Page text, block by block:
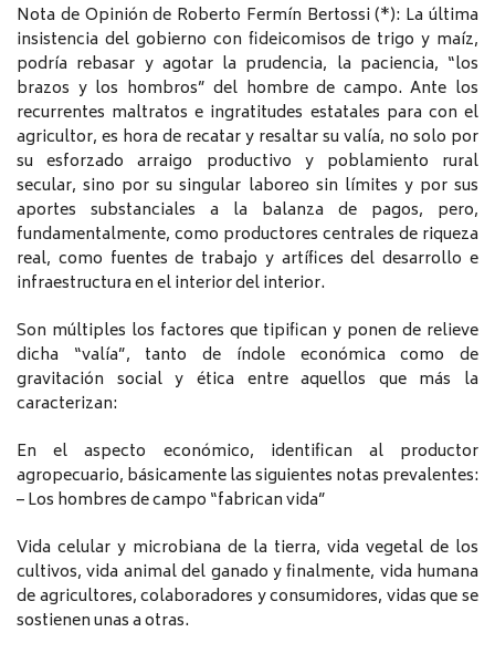
Nota de Opinión de Roberto Fermín Bertossi (*): La última
insistencia del gobierno con fideicomisos de trigo y maíz,
podría rebasar y agotar la prudencia, la paciencia, “los
brazos y los hombros” del hombre de campo. Ante los
recurrentes maltratos e ingratitudes estatales para con el
agricultor, es hora de recatar y resaltar su valía, no solo por
su esforzado arraigo productivo y poblamiento rural
secular, sino por su singular laboreo sin límites y por sus
aportes substanciales a la balanza de pagos, pero,
fundamentalmente, como productores centrales de riqueza
real, como fuentes de trabajo y artífices del desarrollo e
infraestructura en el interior del interior.
Son múltiples los factores que tipifican y ponen de relieve
dicha “valía”, tanto de índole económica como de
gravitación social y ética entre aquellos que más la
caracterizan:
En el aspecto económico, identifican al productor
agropecuario, básicamente las siguientes notas prevalentes:
– Los hombres de campo “fabrican vida”
Vida celular y microbiana de la tierra, vida vegetal de los
cultivos, vida animal del ganado y finalmente, vida humana
de agricultores, colaboradores y consumidores, vidas que se
sostienen unas a otras.